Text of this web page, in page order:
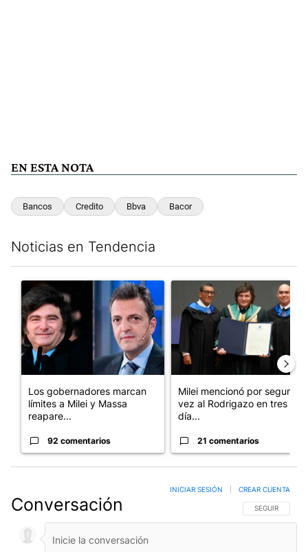
EN ESTA NOTA
Bancos Credito Bbva Bacor
Noticias en Tendencia
Un artículo de tendencia con el título "Los gobernadores
Los gobernadores marcan
límites a Milei y Massa
reapare...
92 comentarios
Un artículo de tendencia
Milei mencionó por segunda
vez al Rodrigazo en tres
día...
21 comentarios
Conversación SIGA ESTA
SEGUIR
INICIAR SESIÓN CREAR CUENTA